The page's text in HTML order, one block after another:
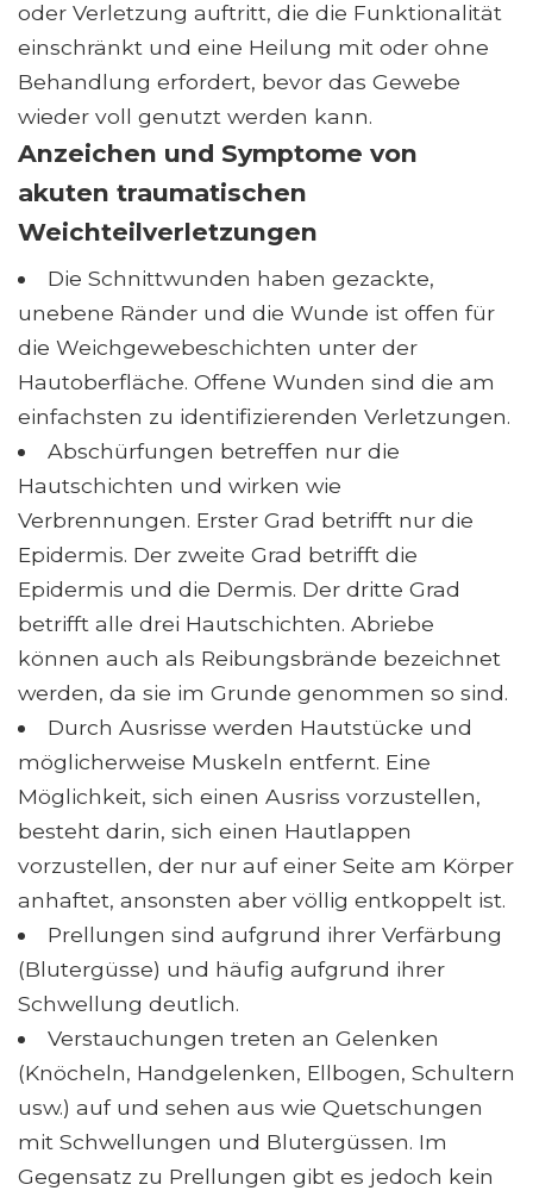
oder Verletzung auftritt, die die Funktionalität
einschränkt und eine Heilung mit oder ohne
Behandlung erfordert, bevor das Gewebe
wieder voll genutzt werden kann.
Anzeichen und Symptome von
akuten traumatischen
Weichteilverletzungen
Die Schnittwunden haben gezackte,
unebene Ränder und die Wunde ist offen für
die Weichgewebeschichten unter der
Hautoberfläche. Offene Wunden sind die am
einfachsten zu identifizierenden Verletzungen.
Abschürfungen betreffen nur die
Hautschichten und wirken wie
Verbrennungen. Erster Grad betrifft nur die
Epidermis. Der zweite Grad betrifft die
Epidermis und die Dermis. Der dritte Grad
betrifft alle drei Hautschichten. Abriebe
können auch als Reibungsbrände bezeichnet
werden, da sie im Grunde genommen so sind.
Durch Ausrisse werden Hautstücke und
möglicherweise Muskeln entfernt. Eine
Möglichkeit, sich einen Ausriss vorzustellen,
besteht darin, sich einen Hautlappen
vorzustellen, der nur auf einer Seite am Körper
anhaftet, ansonsten aber völlig entkoppelt ist.
Prellungen sind aufgrund ihrer Verfärbung
(Blutergüsse) und häufig aufgrund ihrer
Schwellung deutlich.
Verstauchungen treten an Gelenken
(Knöcheln, Handgelenken, Ellbogen, Schultern
usw.) auf und sehen aus wie Quetschungen
mit Schwellungen und Blutergüssen. Im
Gegensatz zu Prellungen gibt es jedoch kein